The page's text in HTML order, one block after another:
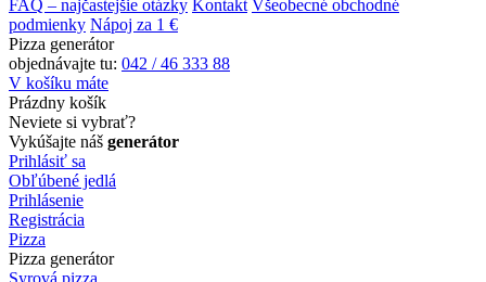
FAQ – najčastejšie otázky Kontakt Všeobecné obchodné
podmienky Nápoj za 1 €
Pizza generátor
objednávajte tu: 042 / 46 333 88
V košíku máte
Prázdny košík
Neviete si vybrať?
Vykúšajte náš generátor
Prihlásiť sa
Obľúbené jedlá
Prihlásenie
Registrácia
Pizza
Pizza generátor
Syrová pizza